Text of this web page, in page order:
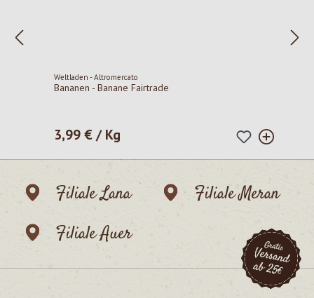
Weltladen - Altromercato
Bananen - Banane Fairtrade
Regulärer Preis:
3,99 € / Kg
Filiale Lana
Filiale Meran
Filiale Auer